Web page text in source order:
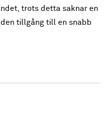
trots detta saknar en
tillgång till en snabb